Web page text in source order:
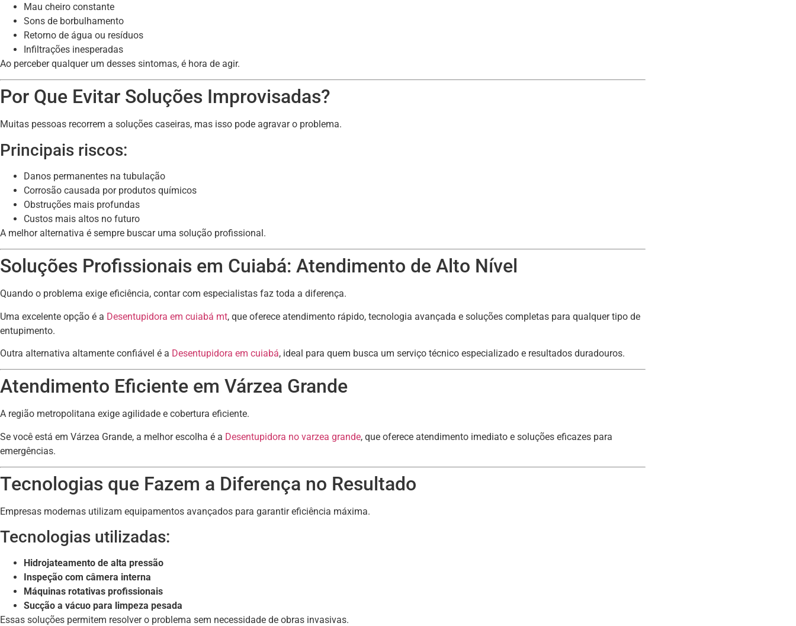
Mau cheiro constante
Sons de borbulhamento
Retorno de água ou resíduos
Infiltrações inesperadas
Ao perceber qualquer um desses sintomas, é hora de agir.
Por Que Evitar Soluções Improvisadas?
Muitas pessoas recorrem a soluções caseiras, mas isso pode agravar o problema.
Principais riscos:
Danos permanentes na tubulação
Corrosão causada por produtos químicos
Obstruções mais profundas
Custos mais altos no futuro
A melhor alternativa é sempre buscar uma solução profissional.
Soluções Profissionais em Cuiabá: Atendimento de Alto Nível
Quando o problema exige eficiência, contar com especialistas faz toda a diferença.
Uma excelente opção é a Desentupidora em cuiabá mt, que oferece atendimento rápido, tecnologia avançada e soluções completas para qualquer tipo de
entupimento.
Outra alternativa altamente confiável é a Desentupidora em cuiabá, ideal para quem busca um serviço técnico especializado e resultados duradouros.
Atendimento Eficiente em Várzea Grande
A região metropolitana exige agilidade e cobertura eficiente.
Se você está em Várzea Grande, a melhor escolha é a Desentupidora no varzea grande, que oferece atendimento imediato e soluções eficazes para
emergências.
Tecnologias que Fazem a Diferença no Resultado
Empresas modernas utilizam equipamentos avançados para garantir eficiência máxima.
Tecnologias utilizadas:
Hidrojateamento de alta pressão
Inspeção com câmera interna
Máquinas rotativas profissionais
Sucção a vácuo para limpeza pesada
Essas soluções permitem resolver o problema sem necessidade de obras invasivas.